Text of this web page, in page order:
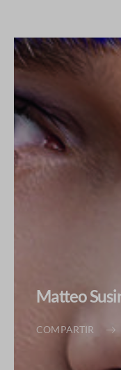
Matteo
COMPARTIR